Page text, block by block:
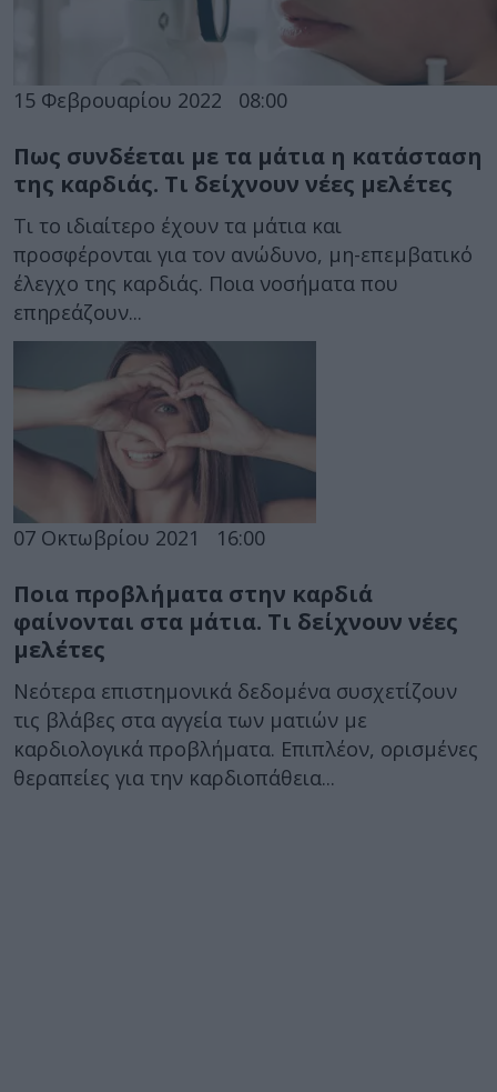
15 Φεβρουαρίου 2022 08:00
Πως συνδέεται με τα μάτια η κατάσταση
της καρδιάς. Τι δείχνουν νέες μελέτες
Τι το ιδιαίτερο έχουν τα μάτια και
προσφέρονται για τον ανώδυνο, μη-επεμβατικό
έλεγχο της καρδιάς. Ποια νοσήματα που
επηρεάζουν...
07 Οκτωβρίου 2021 16:00
Ποια προβλήματα στην καρδιά
φαίνονται στα μάτια. Τι δείχνουν νέες
μελέτες
Νεότερα επιστημονικά δεδομένα συσχετίζουν
τις βλάβες στα αγγεία των ματιών με
καρδιολογικά προβλήματα. Επιπλέον, ορισμένες
θεραπείες για την καρδιοπάθεια...